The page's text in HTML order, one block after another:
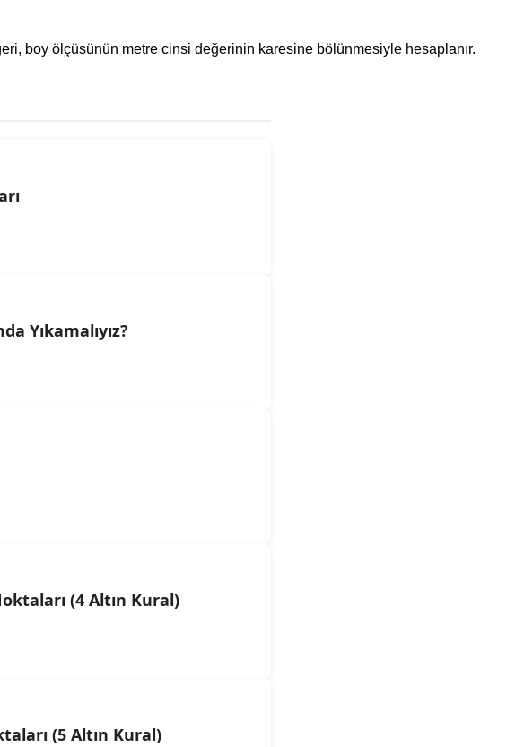
boy ölçüsünün metre cinsi değerinin karesine bölünmesiyle hesaplanır.
Yıkamalıyız?
(4 Altın Kural)
(5 Altın Kural)